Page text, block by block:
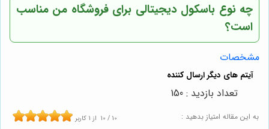
چه نوع باسکول دیجیتالی برای فروشگاه من مناسب
است؟
مشخصات
به این مقاله امتیاز بدهید : 10 / 10 از1 کاربر
تعداد بازدید : 150